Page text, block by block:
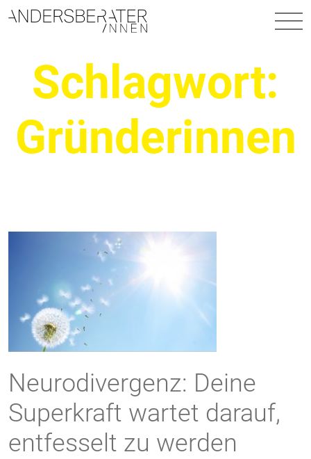
Hauptnavigation
Schlagwort:
Gründerinnen
Neurodivergenz: Deine
Superkraft wartet darauf,
entfesselt zu werden